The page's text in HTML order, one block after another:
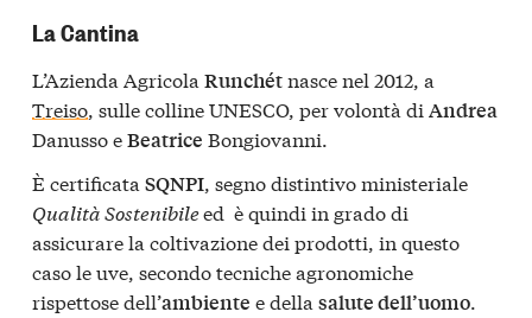
La Cantina
L’Azienda Agricola Runchétnasce nel 2012, a
Treiso, sulle colline UNESCO, per volontà di Andrea
Danusso eBeatrice Bongiovanni.
È certificata SQNPI, segno distintivo ministeriale
Qualità Sostenibileed è quindi in grado di
assicurare la coltivazione dei prodotti, in questo
caso le uve, secondo tecniche agronomiche
rispettose dell’ambiente e della salute dell’uomo.